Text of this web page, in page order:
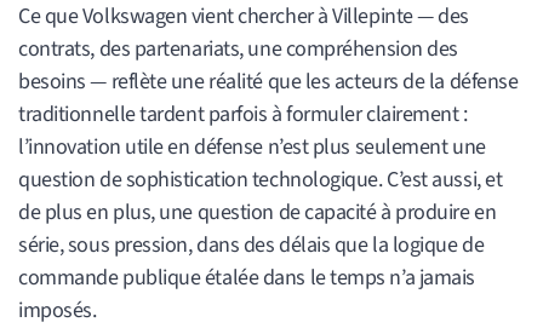
Ce que Volkswagen vient chercher à Villepinte — des
contrats, des partenariats, une compréhension des
besoins — reflète une réalité que les acteurs de la défense
traditionnelle tardent parfois à formuler clairement :
l’innovation utile en défense n’est plus seulement une
question de sophistication technologique. C’est aussi, et
de plus en plus, une question de capacité à produire en
série, sous pression, dans des délais que la logique de
commande publique étalée dans le temps n’a jamais
imposés.